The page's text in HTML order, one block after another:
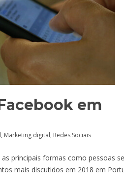
em
, Marketing digital, Redes Sociais
principais formas como pessoas se
mais discutidos em 2018 em